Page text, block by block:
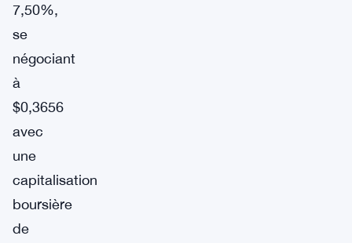
7,50%,
se
négociant
à
$0,3656
avec
une
capitalisation
boursière
de